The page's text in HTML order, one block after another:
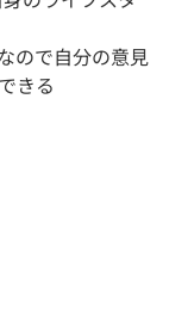
ので自分の意見
きる